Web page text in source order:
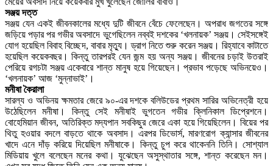
সঞ্জয় দত্ত
সঞ্জয় যেন একই জীবনকালের মধ্যে দুটি জীবনে বেঁচে ফেলেছেন। অপরাধ জগতের সঙ্গে
জড়িয়ে পড়ার পর গভীর অবসাদে ভুগেছিলেন নব্বই দশকের ‘খলনায়ক’ সঞ্জয়। সেইসঙ্গেই
যোগ হয়েছিল বিবাহ বিচ্ছেদ, বাবার মৃত্যু। ড্রাগ নিতে শুরু করেন সঞ্জয়। রিহ্যাবে কাটাতে
হয়েছিল কয়েকবছর। কিন্তু তারপরই যেন জন্ম হয় অন্য সঞ্জয়। জীবনের চড়াই উতরাই
পেরিয়ে রগচটা সঞ্জয় একেবারে শান্ত মানুষ হয়ে গিয়েছেন। প্রভাব পড়েছে অভিনয়েও।
‘খলনায়ক’ আজ ‘মুন্নাভাই’।
মনীষা কৈরালা
সারল্য ও অভিনয় ক্ষমতার জেরে ৯০-এর দশকে বলিউডের প্রথম সারির অভিনেত্রী হয়ে
উঠেছিলেন মনীষা। কিন্তু সেই মনীষাই ভুগতেন গভীর ক্লিনিকাল ডিপ্রেশনে।
বোহেমিয়ান জীবন, অতিরিক্ত মদ্যপান সবকিছুর জেরে একা হয়ে গিয়েছিলেন। বিয়ের পর
থিতু হওয়ার বদলে বাড়তে থাকে অবসাদ। এরপর ডিভোর্স, মারণরোগ ক্যান্সার জীবনের
খাদে এনে দাঁড় করিয়ে দিয়েছিল মনীষাকে। কিন্তু চুপ করে থাকেননি তিনি। সোশ্যাল
মিডিয়ায় খুলে বলেছেন মনের কথা। যুঝেছেন অসুস্থাতার সঙ্গে, শান্ত করেছেন মন।